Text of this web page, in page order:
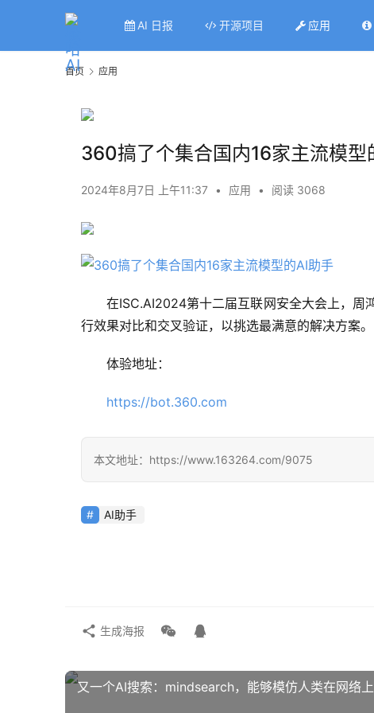
AI 日报 开源项目 应用
首页 应用
360搞了个集合国内16家主流模型
2024年8月7日 上午11:37 • 应用 • 阅读 3068
在ISC.AI2024第十二届互联网安全大会上，周
行效果对比和交叉验证，以挑选最满意的解决方案。
体验地址：
https://bot.360.com
本文地址：https://www.163264.com/9075
AI助手
生成海报
又一个AI搜索：mindsearch，能够模仿人类在网络